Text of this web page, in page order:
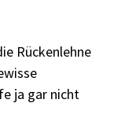
Rückenlehne
ja gar nicht